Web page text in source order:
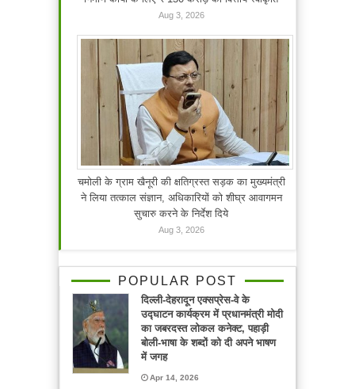
Aug 3, 2026
चमोली के ग्राम खैनूरी की क्षतिग्रस्त सड़क का मुख्यमंत्री
ने लिया तत्काल संज्ञान, अधिकारियों को शीघ्र आवागमन
सुचारु करने के निर्देश दिये
Aug 3, 2026
POPULAR POST
दिल्ली-देहरादून एक्सप्रेस-वे के
उद्घाटन कार्यक्रम में प्रधानमंत्री मोदी
का जबरदस्त लोकल कनेक्ट, पहाड़ी
बोली-भाषा के शब्दों को दी अपने भाषण
में जगह
Apr 14, 2026